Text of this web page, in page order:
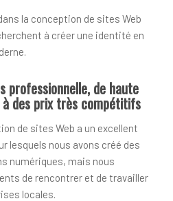
la conception de sites Web
à créer une identité en
professionnelle, de haute
des prix très compétitifs
de sites Web a un excellent
lesquels nous avons créé des
numériques, mais nous
de rencontrer et de travailler
locales.